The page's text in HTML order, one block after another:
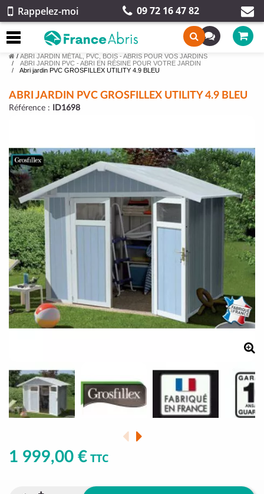
Rappelez-moi 09 72 16 47 82
/ ABRI JARDIN MÉTAL, PVC, BOIS - ABRIS POUR VOS JARDINS
ABRI JARDIN PVC - ABRI EN RÉSINE POUR VOTRE JARDIN
Abri jardin PVC GROSFILLEX UTILITY 4.9 BLEU
ABRI JARDIN PVC GROSFILLEX UTILITY 4.9 BLEU
Référence : ID1698
1 999,00 € TTC